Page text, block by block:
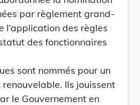
par règlement grand-
l’application des règles
des fonctionnaires
sont nommés pour un
Ils jouissent
le Gouvernement en